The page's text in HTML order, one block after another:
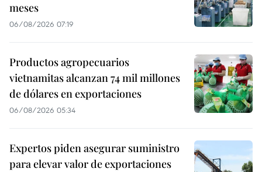
meses
06/08/2026 07:19
Productos agropecuarios
vietnamitas alcanzan 74 mil millones
de dólares en exportaciones
06/08/2026 05:34
Expertos piden asegurar suministro
para elevar valor de exportaciones